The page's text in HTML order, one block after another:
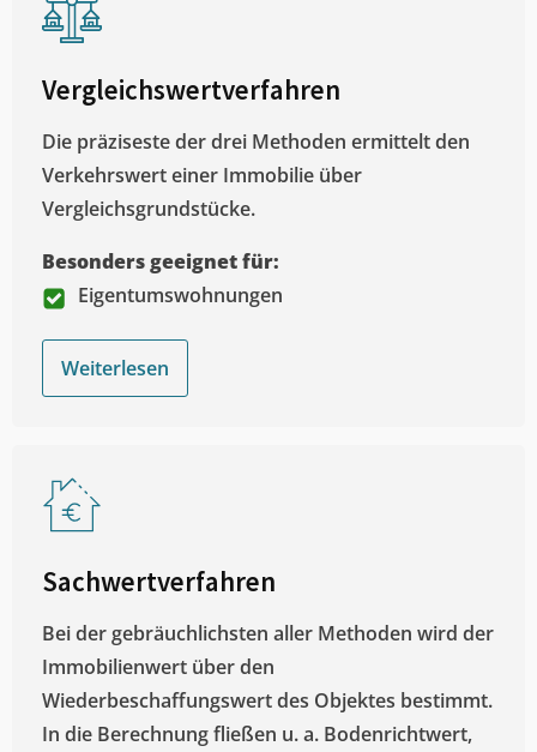
Vergleichswertverfahren
Die präziseste der drei Methoden ermittelt den
Verkehrswert einer Immobilie über
Vergleichsgrundstücke.
Besonders geeignet für:
Eigentumswohnungen
Weiterlesen
Sachwertverfahren
Bei der gebräuchlichsten aller Methoden wird der
Immobilienwert über den
Wiederbeschaffungswert des Objektes bestimmt.
In die Berechnung fließen u. a. Bodenrichtwert,